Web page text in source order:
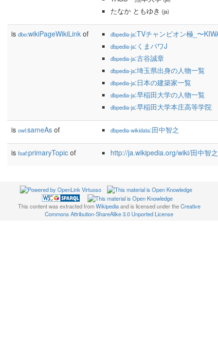
たなか ともゆき (ja)
is dbo:wikiPageWikiLink of dbpedia-ja:TVチャンピオン極_〜
dbpedia-ja:くまパワJ
dbpedia-ja:古谷誠章
dbpedia-ja:埼玉県出身の人物一覧
dbpedia-ja:日本の建築家一覧
dbpedia-ja:早稲田大学の人物一覧
dbpedia-ja:早稲田大学本庄高等学院
is owl:sameAs of dbpedia-wikidata:田中智之
is foaf:primaryTopic of http://ja.wikipedia.org/wiki/田中智之
This content was extracted fromWikipediaand is licensed under theCreative
Commons Attribution-ShareAlike 3.0 Unported License